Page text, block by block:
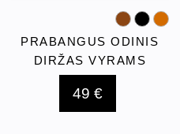
PRABANGUS ODINIS
DIRŽAS VYRAMS
49 €